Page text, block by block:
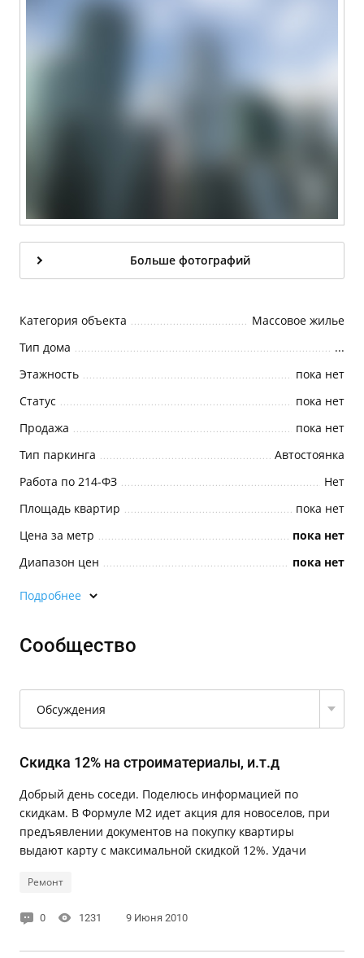
Больше фотографий
Категория объекта
Массовое жилье
Тип дома
...
Этажность
пока нет
Статус
пока нет
Продажа
пока нет
Тип паркинга
Автостоянка
Работа по 214-ФЗ
Нет
Площадь квартир
пока нет
Цена за метр
пока нет
Диапазон цен
пока нет
Подробнее
Сообщество
Обсуждения
Скидка 12% на строиматериалы, и.т.д
Добрый день соседи. Поделюсь информацией по
скидкам. В Формуле М2 идет акция для новоселов, при
предъявлении документов на покупку квартиры
выдают карту с максимальной скидкой 12%. Удачи
Ремонт
0 1231 9 Июня 2010